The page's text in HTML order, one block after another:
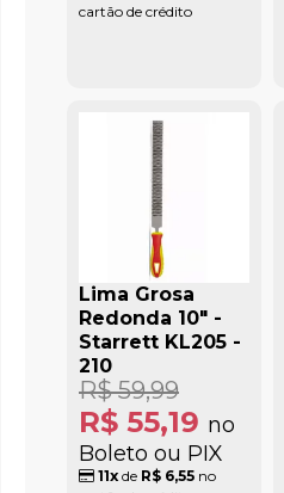
cartão de crédito
Lima Grosa
Redonda 10" -
Starrett KL205 -
210
R$ 55,19 no
Boleto ou PIX
R$ 59,99
11x de R$ 6,55 no